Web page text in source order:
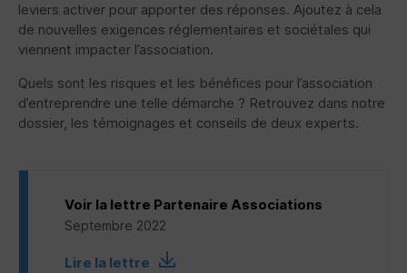
leviers activer pour apporter des réponses. Ajoutez à cela
de nouvelles exigences réglementaires et sociétales qui
viennent impacter l’association.
Quels sont les risques et les bénéfices pour l’association
d’entreprendre une telle démarche ? Retrouvez dans notre
dossier, les témoignages et conseils de deux experts.
Voir la lettre Partenaire Associations
Septembre 2022
Lire la lettre